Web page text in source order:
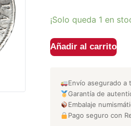
¡Solo queda 1 en
Añadir al carrito
Envío asegurado a
Garantía de
Embalaje
Pago seguro con